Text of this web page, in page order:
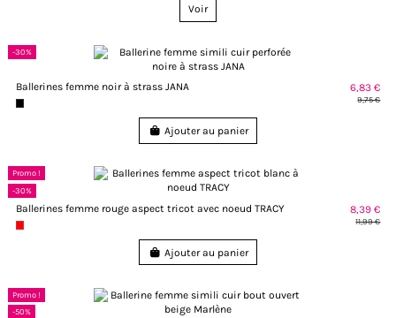
Voir
-30%
Ballerines femme noir à strass JANA 6,83 €
9,75 €
Ajouter au panier
Promo !
-30%
Ballerines femme rouge aspect tricot avec noeud TRACY 8,39 €
11,99 €
Ajouter au panier
Promo !
-50%